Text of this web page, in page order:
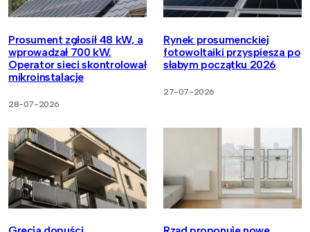
Prosument zgłosił 48 kW, a
wprowadzał 700 kW.
Operator sieci skontrolował
mikroinstalacje
28-07-2026
Rynek prosumenckiej
fotowoltaiki przyspiesza po
słabym początku 2026
27-07-2026